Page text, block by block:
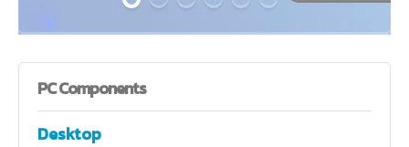
PCComponents
Desktop